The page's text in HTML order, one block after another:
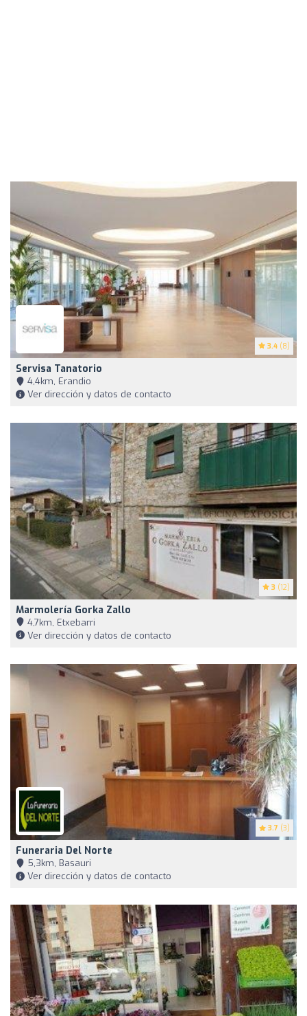
3.4 (8)
Servisa Tanatorio
4,4km, Erandio
Ver dirección y datos de contacto
3 (12)
Marmolería Gorka Zallo
4,7km, Etxebarri
Ver dirección y datos de contacto
3.7 (3)
Funeraria Del Norte
5,3km, Basauri
Ver dirección y datos de contacto